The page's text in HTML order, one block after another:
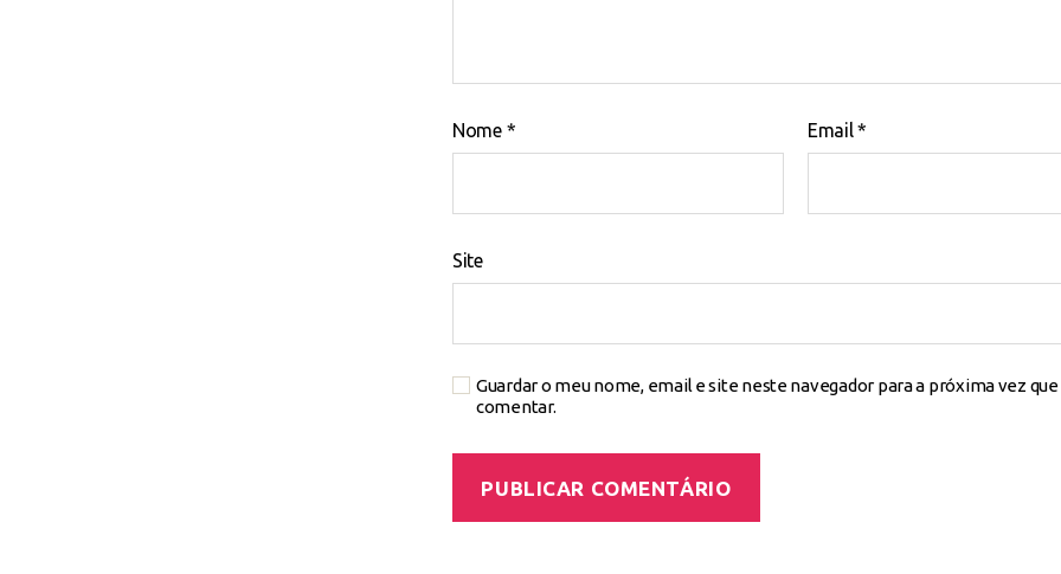
Nome * Email*
Site
Guardar o meu nome, email e site neste navegador para a próxima vez que
comentar.